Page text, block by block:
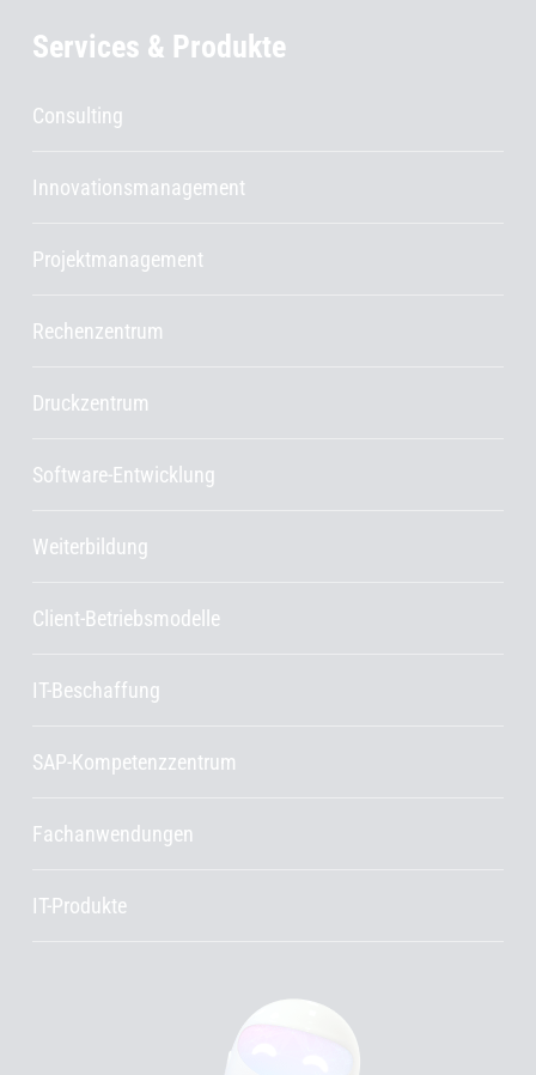
Services & Produkte
Consulting
Innovationsmanagement
Projektmanagement
Rechenzentrum
Druckzentrum
Software-Entwicklung
Weiterbildung
Client-Betriebsmodelle
IT-Beschaffung
SAP-Kompetenzzentrum
Fachanwendungen
IT-Produkte